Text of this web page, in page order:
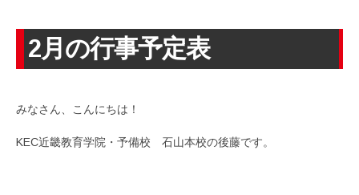
2月の行事予定表
みなさん、こんにちは！
KEC近畿教育学院・予備校 石山本校の後藤です。